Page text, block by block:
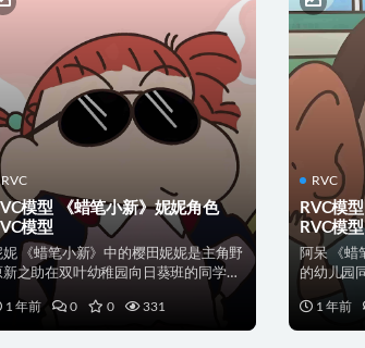
RVC
模型 《蜡笔小新》妮妮角色
模型
妮 《蜡笔小新》中的樱田妮妮是主角野
新之助在双叶幼稚园向日葵班的同学，
1 年前
0 0 331
RVC
RVC模
RVC模型
阿呆 《蜡
的幼儿园
1 年前